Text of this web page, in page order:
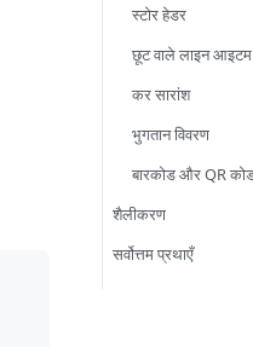
स्टोर हेडर
छूट वाले लाइन आइटम
कर सारांश
भुगतान विवरण
बारकोड और QR
शैलीकरण
सर्वोत्तम प्रथाएँ